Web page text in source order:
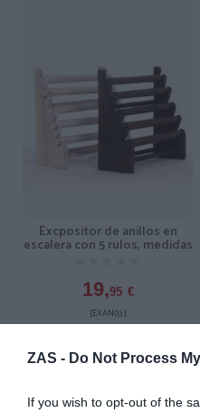
ZAS - Do Not Process
If you wish to opt-out of the
Excpositor de anillos en
escalera con 5 rulos, medidas
19,95 €
[EXAN03 ]